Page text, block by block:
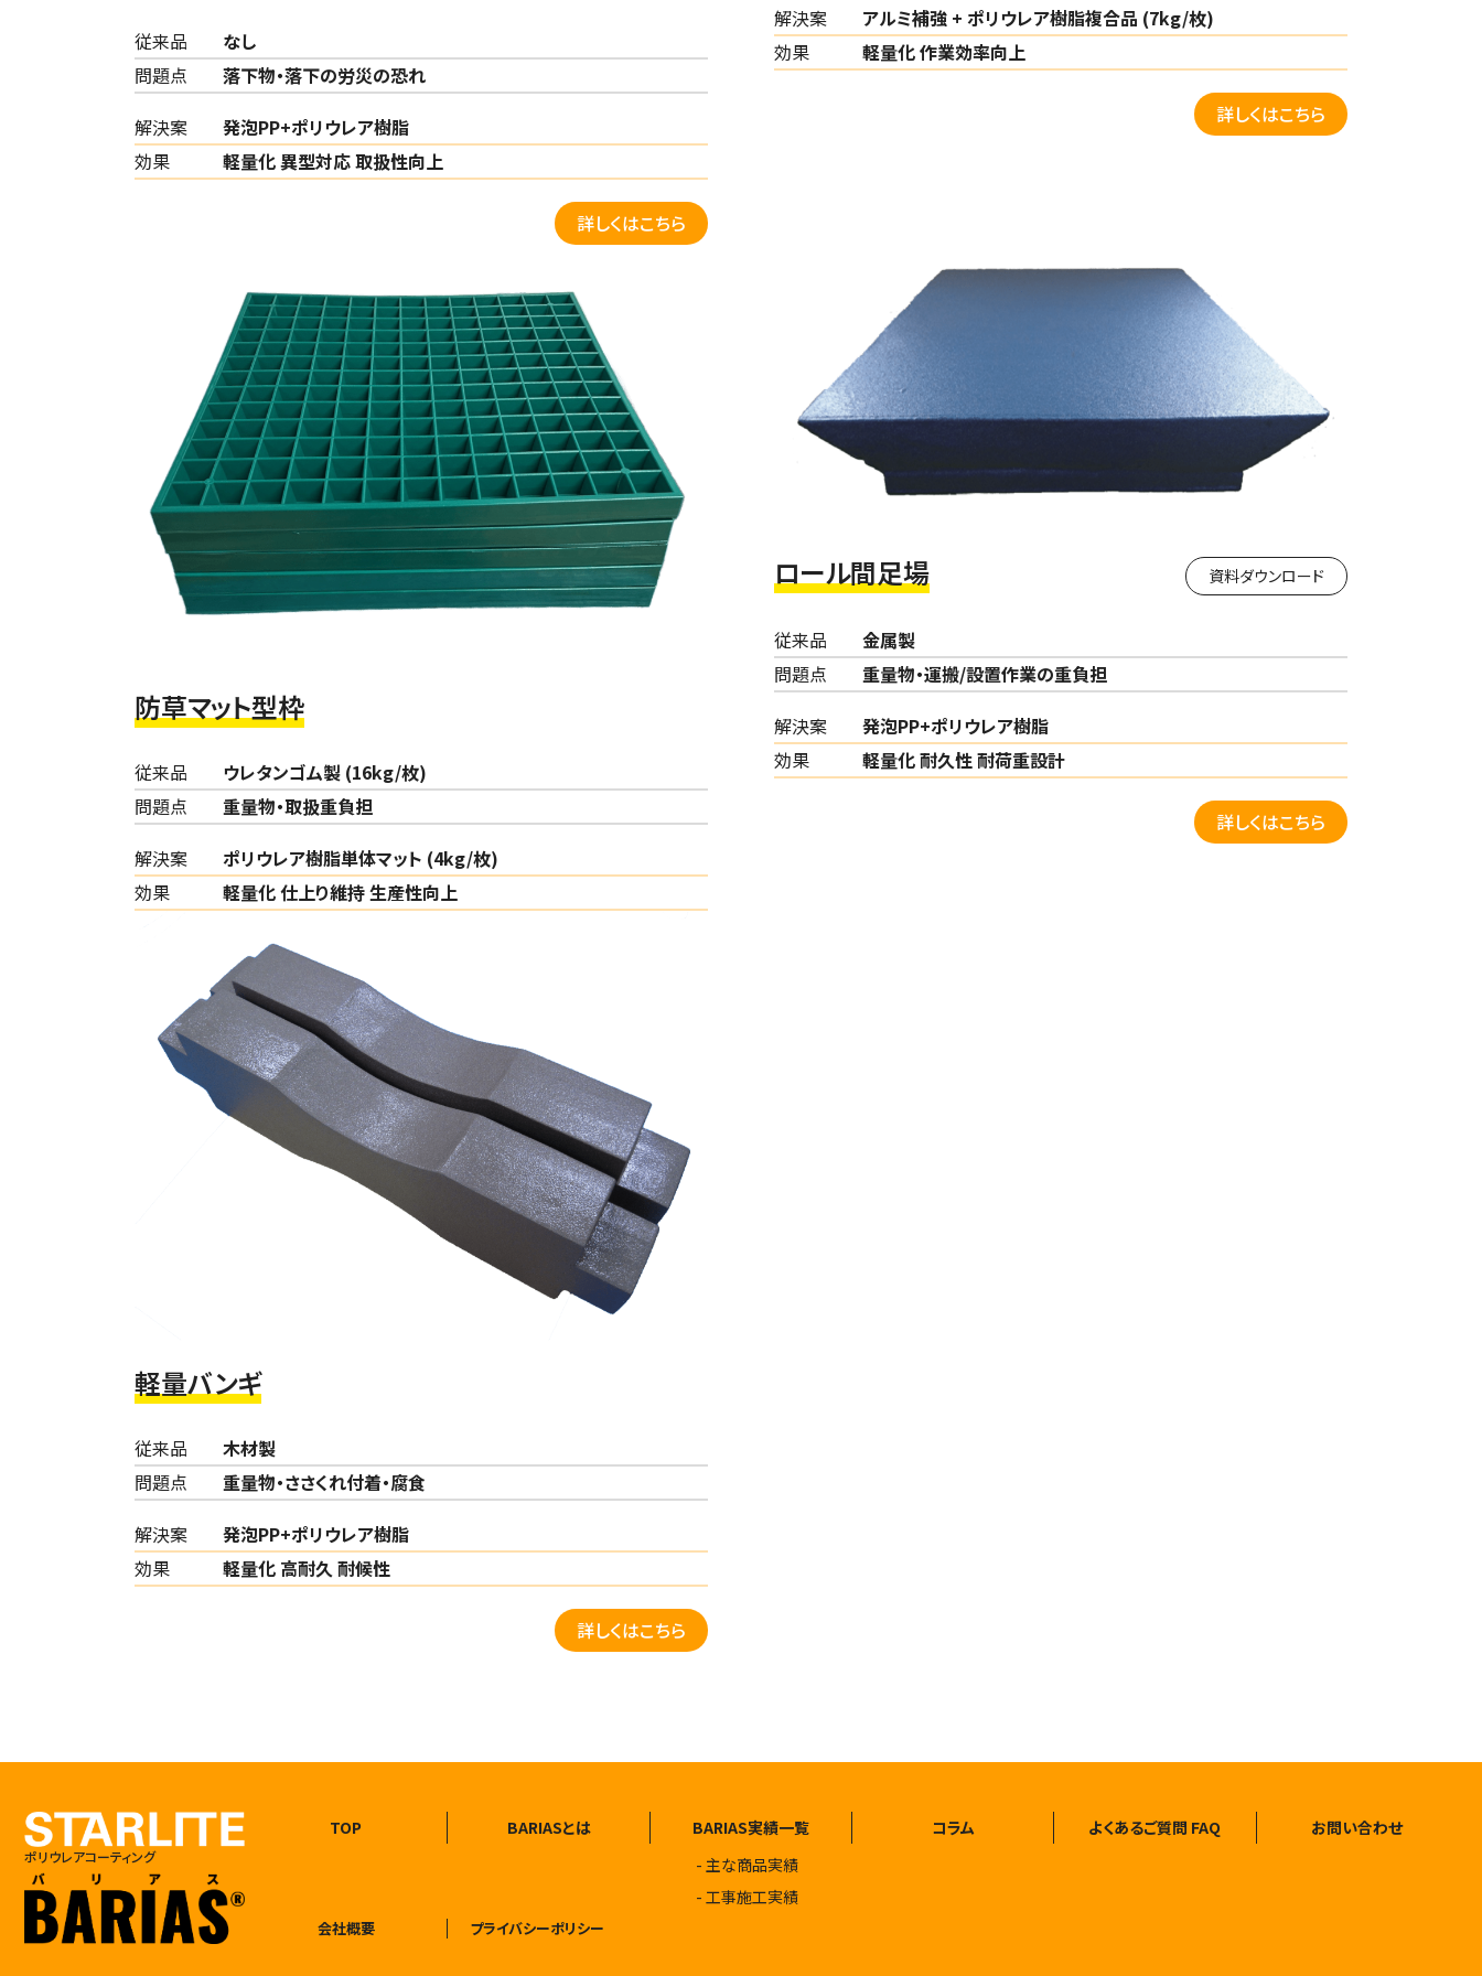
従来品
なし
問題点
落下物・落下の労災の恐れ
解決案
発泡PP+ポリウレア樹脂
効果
軽量化 異型対応 取扱性向上
詳しくはこちら
解決案
アルミ補強 + ポリウレア樹脂複合品 (7kg/枚)
効果
軽量化 作業効率向上
詳しくはこちら
防草マット型枠
従来品
ウレタンゴム製 (16kg/枚)
問題点
重量物・取扱重負担
解決案
ポリウレア樹脂単体マット (4kg/枚)
効果
軽量化 仕上り維持 生産性向上
ロール間足場 資料ダウンロード
従来品
金属製
問題点
重量物・運搬/設置作業の重負担
解決案
発泡PP+ポリウレア樹脂
効果
軽量化 耐久性 耐荷重設計
詳しくはこちら
軽量バンギ
従来品
木材製
問題点
重量物・ささくれ付着・腐食
解決案
発泡PP+ポリウレア樹脂
効果
軽量化 高耐久 耐候性
詳しくはこちら
TOP BARIASとは
BARIAS実績一覧
主な商品実績
工事施工実績
コラム よくあるご質問 FAQ お問い合わせ
会社概要 プライバシーポリシー
ポリウレアコーティング